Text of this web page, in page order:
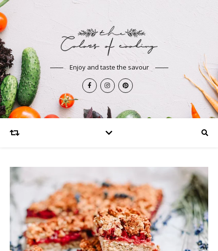
Enjoy and taste the savour